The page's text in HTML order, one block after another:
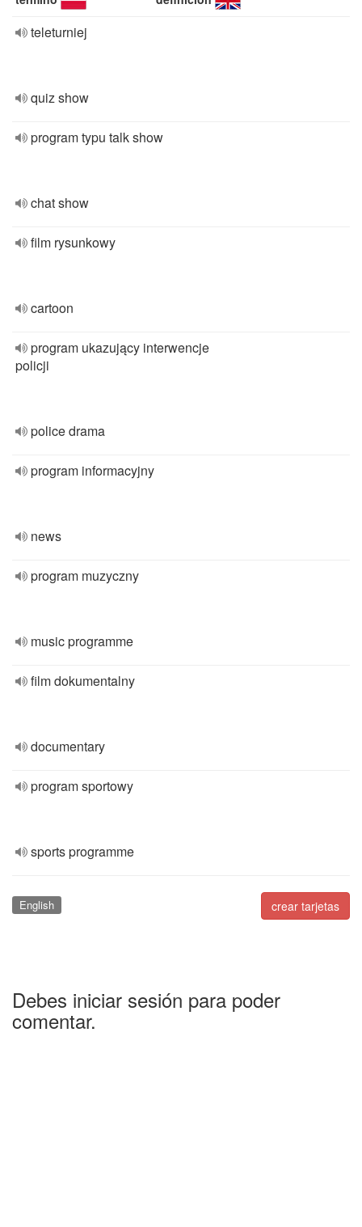
teleturniej
quiz show
program typu talk show
chat show
film rysunkowy
cartoon
program ukazujący interwencje
policji
police drama
program informacyjny
news
program muzyczny
music programme
film dokumentalny
documentary
program sportowy
sports programme
crear tarjetas
English
Debes iniciar sesión para poder
comentar.